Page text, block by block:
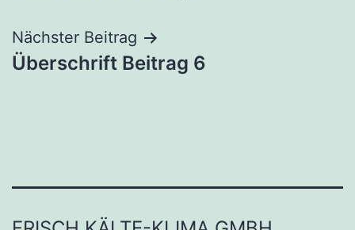
Nächster Beitrag
Überschrift Beitrag 6